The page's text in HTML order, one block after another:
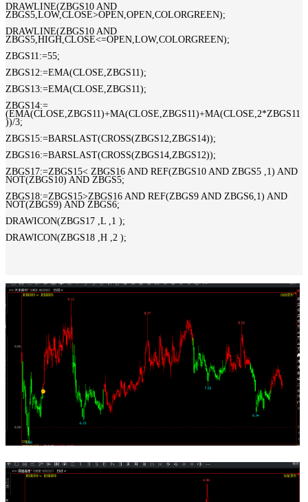
DRAWLINE(ZBGS10 AND
ZBGS5,LOW,CLOSE>OPEN,OPEN,COLORGREEN);
DRAWLINE(ZBGS10 AND
ZBGS5,HIGH,CLOSE<=OPEN,LOW,COLORGREEN);
ZBGS11:=55;
ZBGS12:=EMA(CLOSE,ZBGS11);
ZBGS13:=EMA(CLOSE,ZBGS11);
ZBGS14:=
(EMA(CLOSE,ZBGS11)+MA(CLOSE,ZBGS11)+MA(CLOSE,2*ZBGS11
))/3;
ZBGS15:=BARSLAST(CROSS(ZBGS12,ZBGS14));
ZBGS16:=BARSLAST(CROSS(ZBGS14,ZBGS12));
ZBGS17:=ZBGS15< ZBGS16 AND REF(ZBGS10 AND ZBGS5 ,1) AND
NOT(ZBGS10) AND ZBGS5;
ZBGS18:=ZBGS15>ZBGS16 AND REF(ZBGS9 AND ZBGS6,1) AND
NOT(ZBGS9) AND ZBGS6;
DRAWICON(ZBGS17 ,L ,1 );
DRAWICON(ZBGS18 ,H ,2 );